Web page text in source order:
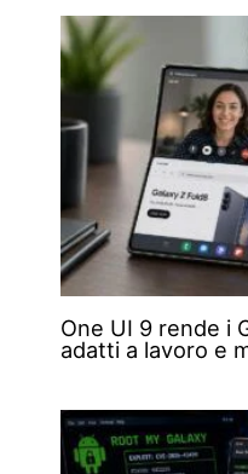
One UI 9 rende i
adatti a lavoro e